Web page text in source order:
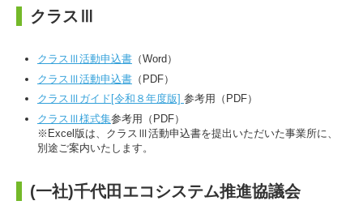
クラスⅢ
クラスⅢ活動申込書 （Word）
クラスⅢ活動申込書 （PDF）
クラスⅢガイド[令和８年度版] 参考用（PDF）
クラスⅢ様式集参考用（PDF）
※Excel版は、クラスⅢ活動申込書を提出いただいた事業所に、
別途ご案内いたします。
(一社)千代田エコシステム推進協議会